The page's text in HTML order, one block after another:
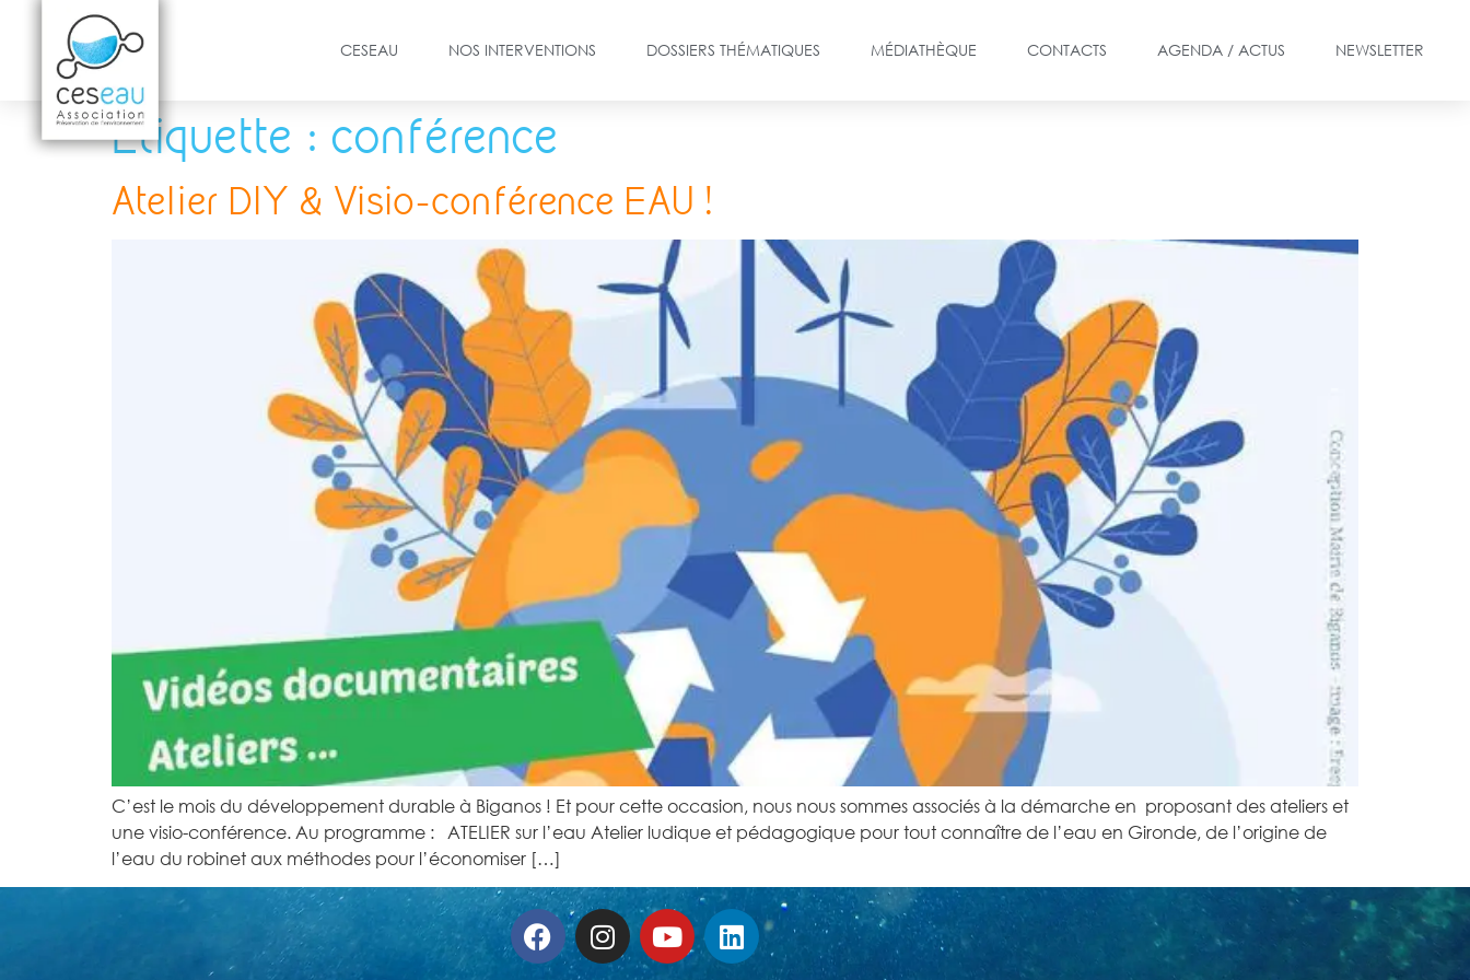
CESEAU NOS INTERVENTIONS DOSSIERS THÉMATIQUES MÉDIATHÈQUE CONTACTS AGENDA / ACTUS NEWSLETTER
Étiquette : conférence
Atelier DIY & Visio-conférence EAU !
C’est le mois du développement durable à Biganos ! Et pour cette occasion, nous nous sommes associés à la démarche en proposant des ateliers et
une visio-conférence. Au programme : ATELIER sur l’eau Atelier ludique et pédagogique pour tout connaître de l’eau en Gironde, de l’origine de
l’eau du robinet aux méthodes pour l’économiser […]